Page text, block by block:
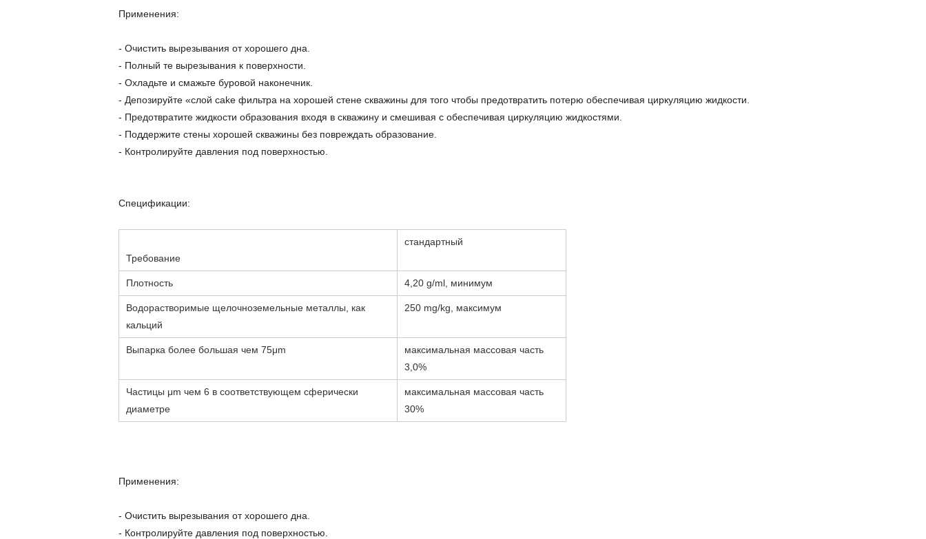
Применения:
- Очистить вырезывания от хорошего дна.
- Полный те вырезывания к поверхности.
- Охладьте и смажьте буровой наконечник.
- Депозируйте «слой cake фильтра на хорошей стене скважины для того чтобы предотвратить потерю обеспечивая циркуляцию жидкости.
- Предотвратите жидкости образования входя в скважину и смешивая с обеспечивая циркуляцию жидкостями.
- Поддержите стены хорошей скважины без повреждать образование.
- Контролируйте давления под поверхностью.
Спецификации:
Требование
стандартный
Плотность 4,20 g/ml, минимум
Водорастворимые щелочноземельные металлы, как
кальций
250 mg/kg, максимум
Выпарка более большая чем 75μm
максимальная массовая часть
3,0%
Частицы μm чем 6 в соответствующем сферически
диаметре
максимальная массовая часть
30%
Применения:
- Очистить вырезывания от хорошего дна.
- Контролируйте давления под поверхностью.